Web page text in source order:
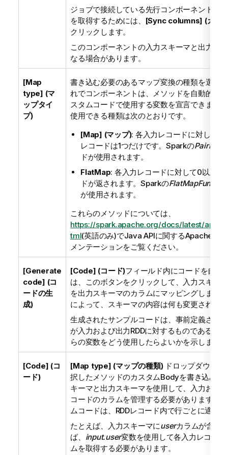
ジョブで接続している先行コンポーネントか
を取得するためには、 [Sync columns] (カラ
クリックします。
このコンポーネントの入力スキーマと出力ス
なる場合があります。
[Map
type] (マ
ップタイ
プ)
書き込む必要のあるマップ変換の種類を選択
れでコンポーネントは、メソッドを自動的に
スタムコードで使用する変数を宣言できます。
使用できる種類は次のとおりです。
[Map] (マップ): 各入力レコードに対して返
レコードは1つだけです。Sparkの
ドが使用されます。
FlatMap: 各入力レコードに対して0以上の
ドが返されます。SparkのFlatMapFunction
が使用されます。
これらのメソッドについては、
https://spark.apache.org/docs/latest/api/
tml(英語のみ)でJava APIに関するApache
メンテーションをご覧ください。
[Generate
code] (コ
ードの生
成)
[Code] (コード)フィールド内にコードを自動
は、このボタンをクリックして、入力スキー
を出力スキーマのカラムにマッピングします
によって、スキーマの内容は何も変更されま
生成されたサンプルコードは、事前定義され
が入力および出力RDDに対するものであるか
らの変数をどう使用したらよいかを示します。
[Code] (コ
ード)
[Map type] (マップの種類)ドロップダウンリ
択したメソッドのカスタムBodyを書き込みま
キーマと出力スキーマを使用して、入力およ
コードのカラムを管理する必要があります。
ムコードは、RDDレコード内で行ごとに適用
たとえば、入力スキーマにuserカラムが含ま
ば、 input.user変数を使用して各入力レコード
ムを取得する必要があります。